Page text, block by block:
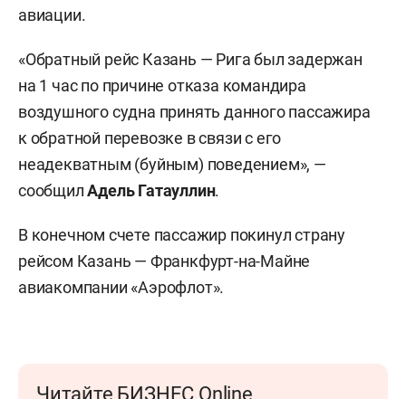
авиации.
«Обратный рейс Казань — Рига был задержан
на 1 час по причине отказа командира
воздушного судна принять данного пассажира
к обратной перевозке в связи с его
неадекватным (буйным) поведением», —
сообщилАдель Гатауллин.
В конечном счете пассажир покинул страну
рейсом Казань — Франкфурт-на-Майне
авиакомпании «Аэрофлот».
Читайте БИЗНЕС Online